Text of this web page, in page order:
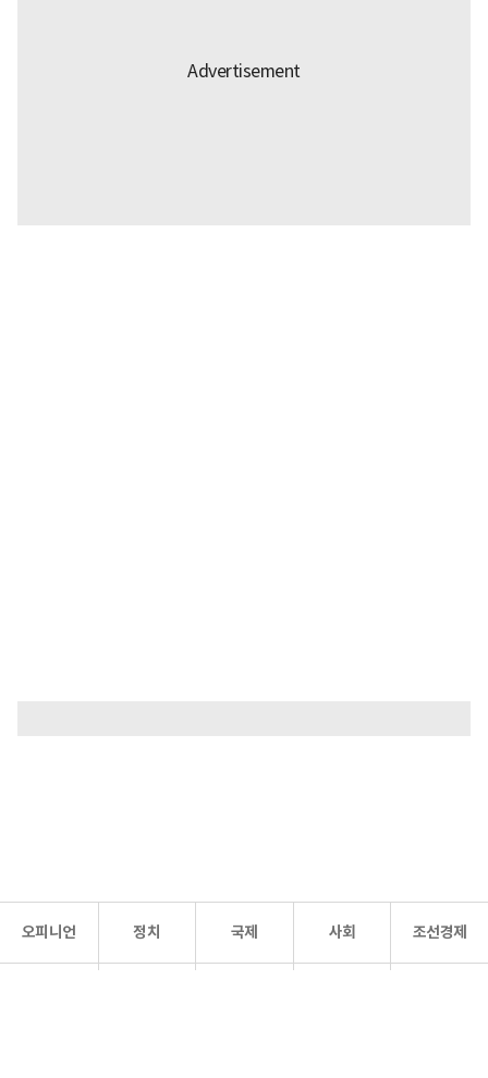
오피니언 정치 국제 사회 조선경제